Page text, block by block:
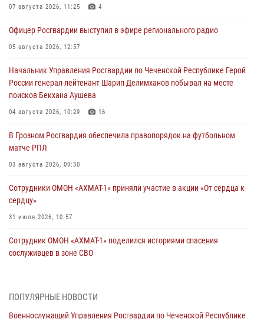
07 августа 2026, 11:25 4
Офицер Росгвардии выступил в эфире регионального радио
05 августа 2026, 12:57
Начальник Управления Росгвардии по Чеченской Республике Герой
России генерал-лейтенант Шарип Делимханов побывал на месте
поисков Бекхана Аушева
04 августа 2026, 10:29 16
В Грозном Росгвардия обеспечила правопорядок на футбольном
матче РПЛ
03 августа 2026, 09:30
Сотрудники ОМОН «АХМАТ-1» приняли участие в акции «От сердца к
сердцу»
31 июля 2026, 10:57
Сотрудник ОМОН «АХМАТ-1» поделился историями спасения
сослуживцев в зоне СВО
Командующий Северо-Кавказским округом Росгвардии совершил
ПОПУЛЯРНЫЕ НОВОСТИ
Военнослужащий Управления Росгвардии по Чеченской Республике